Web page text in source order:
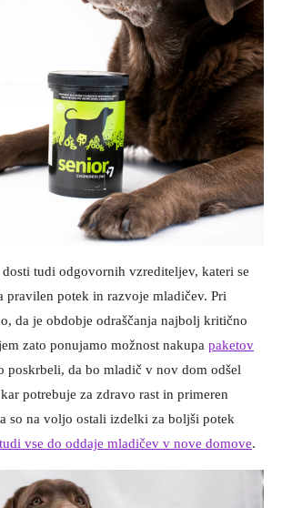
tudi odgovornih vzrediteljev, kateri se
pravilen potek in razvoje mladičev. Pri
da je obdobje odraščanja najbolj kritično
zato ponujamo možnost nakupa paketov
poskrbeli, da bo mladič v nov dom odšel
potrebuje za zdravo rast in primeren
so na voljo ostali izdelki za boljši potek
vse do oddaje mladičev v nove domove.